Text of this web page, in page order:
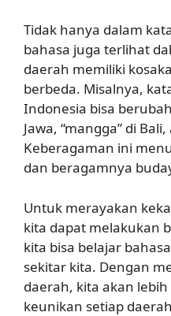
Tidak hanya dalam
bahasa juga terlihat
daerah memiliki
berbeda. Misalnya,
Indonesia bisa
Jawa, “mangga” di
Keberagaman ini
dan beragamnya
Untuk merayakan
kita dapat melakukan
kita bisa belajar
sekitar kita. Dengan
daerah, kita akan
keunikan setiap